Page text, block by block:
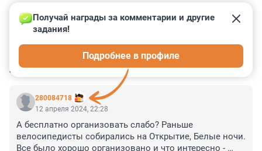
КОММЕНТАРИИ 2
280084718
Получай награды за комментарии и другие
задания!
Подробнее в профиле
12 апреля 2024, 22:28
А бесплатно организовать слабо? Раньше
велосипедисты собирались на Открытие, Белые ночи.
Все было хорошо организовано и что интересно -